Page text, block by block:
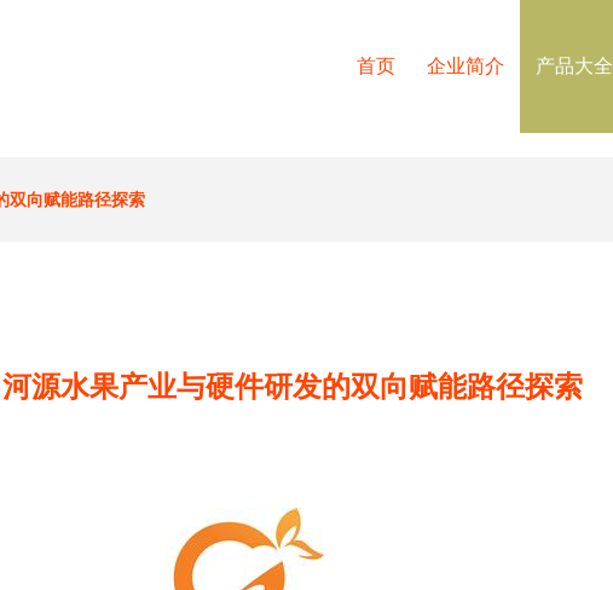
首页 企业简介 产品大全
双向赋能路径探索
源水果产业与硬件研发的双向赋能路径探索